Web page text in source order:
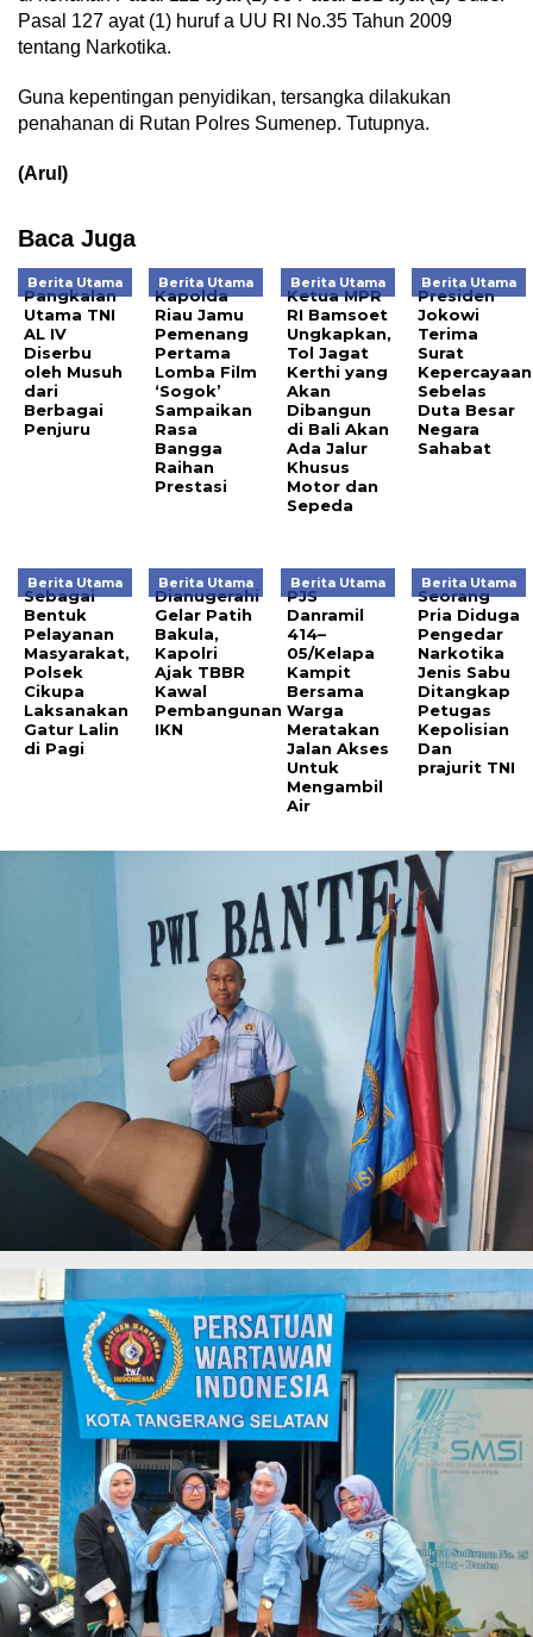
Pasal 127 ayat (1) huruf a UU RI No.35 Tahun 2009
tentang Narkotika.
Guna kepentingan penyidikan, tersangka dilakukan
penahanan di Rutan Polres Sumenep. Tutupnya.
(Arul)
Baca Juga
Berita Utama
Pangkalan
Utama TNI
AL IV
Diserbu
oleh Musuh
dari
Berbagai
Penjuru
Berita Utama
Kapolda
Riau Jamu
Pemenang
Pertama
Lomba Film
‘Sogok’
Sampaikan
Rasa
Bangga
Raihan
Prestasi
Berita Utama
Ketua MPR
RI Bamsoet
Ungkapkan,
Tol Jagat
Kerthi yang
Akan
Dibangun
di Bali Akan
Ada Jalur
Khusus
Motor dan
Sepeda
Berita Utama
Presiden
Jokowi
Terima
Surat
Kepercayaan
Sebelas
Duta Besar
Negara
Sahabat
Berita Utama
Sebagai
Bentuk
Pelayanan
Masyarakat,
Polsek
Cikupa
Laksanakan
Gatur Lalin
di Pagi
Berita Utama
Dianugerahi
Gelar Patih
Bakula,
Kapolri
Ajak TBBR
Kawal
Pembangunan
IKN
Berita Utama
PJS
Danramil
414–
05/Kelapa
Kampit
Bersama
Warga
Meratakan
Jalan Akses
Untuk
Mengambil
Air
Berita Utama
Seorang
Pria Diduga
Pengedar
Narkotika
Jenis Sabu
Ditangkap
Petugas
Kepolisian
Dan
prajurit TNI